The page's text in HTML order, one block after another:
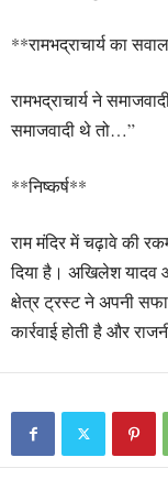
**रामभद्राचार्य का
रामभद्राचार्य ने
समाजवादी थे तो…”
**निष्कर्ष**
राम मंदिर में चढ़ावे की
दिया है। अखिलेश यादव
क्षेत्र ट्रस्ट ने अपनी
कार्रवाई होती है और